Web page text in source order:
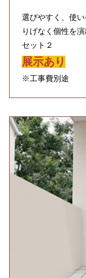
選びやすく、使
りげなく個性を
セット２
展示あり
※工事費別途